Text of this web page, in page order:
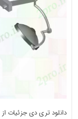
دانلود تری دی جزئیات از د